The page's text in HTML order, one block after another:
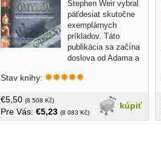
Stephen Weir vybral
päťdesiat skutočne
exemplárnych
príkladov. Táto
publikácia sa začína
doslova od Adama a
rozličného typu a kalibru končí
ktorom nemuselo zahynúť toľko
nevinných ľudí, keby... brožovaná, 264
strán, väčší formát
Stav knihy:
kúpiť
€5,50 (8 508 Kč)
Pre Vás: €5,23 (8 083 Kč)